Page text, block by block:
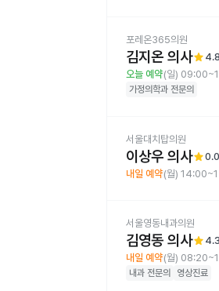
포레온365의원
김지온 의사star
오늘 예약(일)
가정의학과 전문의
서울대치탑의원
이상우 의사star0.0
내일 예약(월)
서울영동내과의원
김영동 의사star
내일 예약(월)
내과 전문의 영상진료